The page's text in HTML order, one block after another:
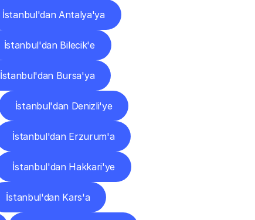
İstanbul'dan Antalya'ya
İstanbul'dan Bilecik'e
İstanbul'dan Bursa'ya
İstanbul'dan Denizli'ye
İstanbul'dan Erzurum'a
İstanbul'dan Hakkari'ye
İstanbul'dan Kars'a